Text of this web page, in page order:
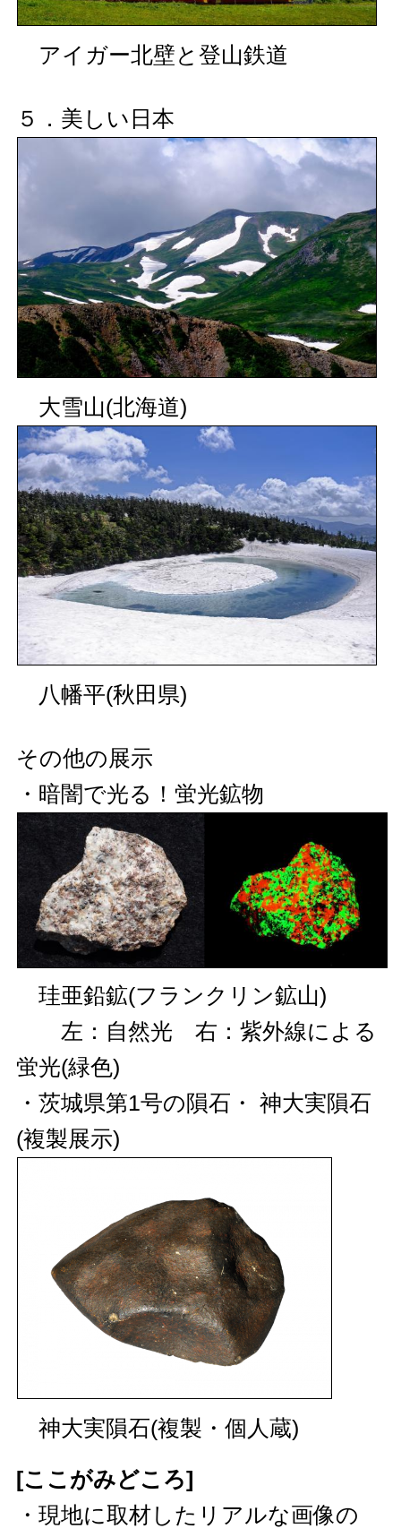
アイガー北壁と登山鉄道
５．美しい日本
大雪山(北海道)
八幡平(秋田県)
その他の展示
・暗闇で光る！蛍光鉱物
珪亜鉛鉱(フランクリン鉱山)
左：自然光 右：紫外線による
蛍光(緑色)
・茨城県第1号の隕石・ 神大実隕石
(複製展示)
神大実隕石(複製・個人蔵)
[ここがみどころ]
・現地に取材したリアルな画像の